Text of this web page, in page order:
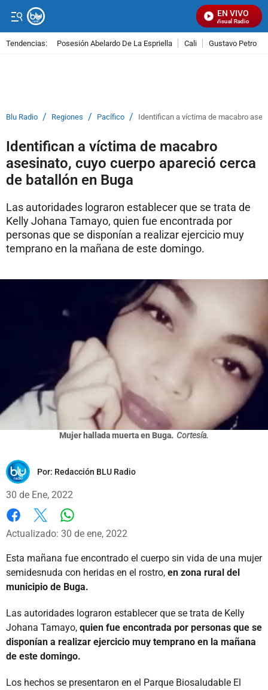
EN VIVO
Señal Visual Radio
Tendencias: Posesión Abelardo De La Espriella Cali Gustavo Petro
Blu Radio / Regiones / Pacífico / Identifican a víctima de macabro
Identifican a víctima de macabro
asesinato, cuyo cuerpo apareció cerca
de batallón en Buga
Las autoridades lograron establecer que se trata de
Kelly Johana Tamayo, quien fue encontrada por
personas que se disponían a realizar ejercicio muy
temprano en la mañana de este domingo.
Mujer hallada muerta en Buga. Cortesía.
Por: Redacción BLU Radio
30 de Ene, 2022
Facebook
X
Actualizado: 30 de ene, 2022
Esta mañana fue encontrado el cuerpo sin vida de una mujer
semidesnuda con heridas en el rostro, en zona rural del
municipio de Buga.
Las autoridades lograron establecer que se trata de Kelly
Johana Tamayo, quien fue encontrada por personas que se
disponían a realizar ejercicio muy temprano en la mañana
de este domingo.
Los hechos se presentaron en el Parque Biosaludable El